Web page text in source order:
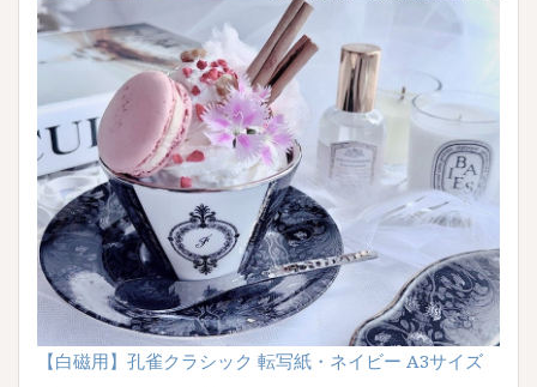
【白磁用】孔雀クラシック 転写紙・ネイビー A3サイズ